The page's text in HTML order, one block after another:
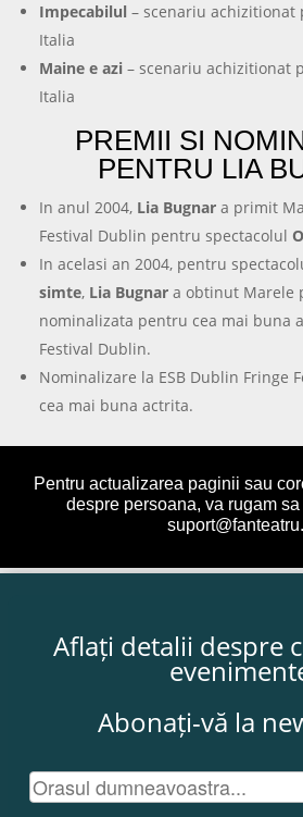
Impecabilul – scenariu
Italia
Maine e azi – scenariu achizitionat
Italia
PREMII SI
PENTRU LIA
In anul 2004, Lia Bugnar a primit
Festival Dublin pentru spectacolul
In acelasi an 2004, pentru
simte, Lia Bugnar a obtinut Marele
nominalizata pentru cea mai buna
Festival Dublin.
Nominalizare la ESB Dublin Fringe
cea mai buna actrita.
Pentru actualizarea paginii sau
despre persoana, va rugam
Aflați detalii despre
Abonați-vă la